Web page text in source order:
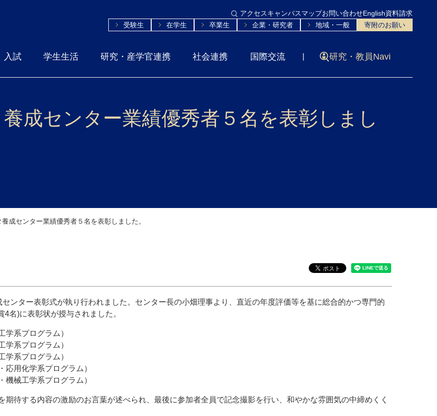
アクセスキャンパスマップお問い合わせEnglish資料請求
受験生
在学生 卒業生 企業・研究者 地域・一般 寄附のお願い
入試 学生生活 研究・産学官連携 社会連携 国際交流 研究・教員Navi
成センター業績優秀者５名を表彰しまし
成センター業績優秀者５名を表彰しました。
ンター表彰式が執り行われました。センター長の小畑理事より、直近の年度評価等を基に総合的かつ専門的
4名)に表彰状が授与されました。
系プログラム）
系プログラム）
系プログラム）
化学系プログラム）
械工学系プログラム）
待する内容の激励のお言葉が述べられ、最後に参加者全員で記念撮影を行い、和やかな雰囲気の中締めくく